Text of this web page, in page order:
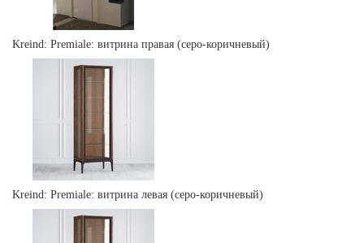
Kreind: Premiale: витрина правая (серо-коричневый)
Kreind: Premiale: витрина левая (серо-коричневый)